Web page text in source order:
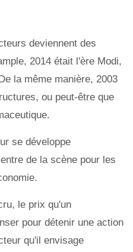
deviennent des
2014 était l'ère Modi,
la même manière, 2003
ou peut-être que
se développe
de la scène pour les
le prix qu'un
pour détenir une action
qu'il envisage